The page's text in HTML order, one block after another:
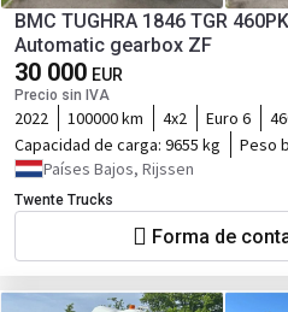
BMC TUGHRA 1846 TGR
Automatic gearbox ZF
30 000 EUR
Precio sin IVA
2022 100000 km 4x2 Euro 6
Capacidad de carga: 9655 kg Peso
Países Bajos, Rijssen
Twente Trucks
Forma de